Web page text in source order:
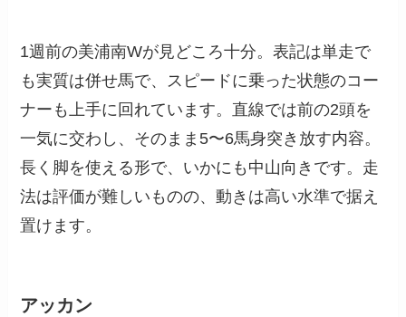
1週前の美浦南Wが見どころ十分。表記は単走で
も実質は併せ馬で、スピードに乗った状態のコー
ナーも上手に回れています。直線では前の2頭を
一気に交わし、そのまま5〜6馬身突き放す内容。
長く脚を使える形で、いかにも中山向きです。走
法は評価が難しいものの、動きは高い水準で据え
置けます。
アッカン